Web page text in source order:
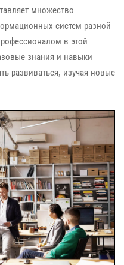
множество
систем разной
в этой
знания и навыки
развиваться, изучая новые